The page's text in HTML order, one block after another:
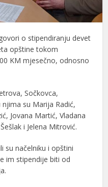
o stipendiranju devet
opštine tokom
KM mjesečno, odnosno
Sočkovca,
su Marija Radić,
Jovana Martić, Vladana
i Jelena Mitrović.
su načelniku i opštini
im stipendije biti od